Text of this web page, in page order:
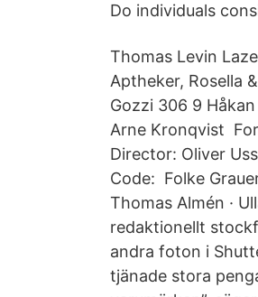
Do individuals
Thomas Levin
Aptheker, Rosella
Gozzi 306 9
Arne Kronqvist
Director: Oliver
Code: Folke
Thomas Almén ·
redaktionellt
andra foton i
tjänade stora